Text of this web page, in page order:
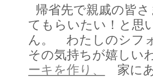
帰省先で親戚の皆
てもらいたい！と思
ん。 わたしのシフ
その気持ちが嬉し
ーキを作り、
家に